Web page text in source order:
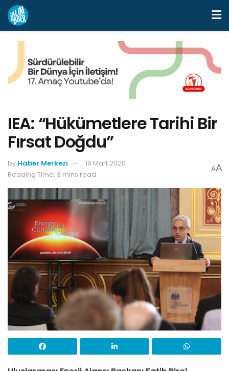
IEA: “Hükümetlere Tarihi Bir
Fırsat Doğdu”
by Haber Merkezi
19 Mart 2020
Reading Time: 3 mins read
AA